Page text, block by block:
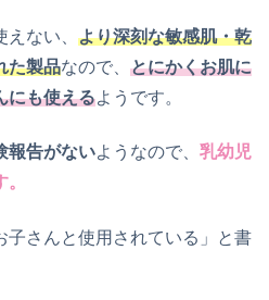
ない、 より深刻な敏感肌・乾
た製品なので、 とにかくお肌に
にも使えるようです。
報告がないようなので、 乳幼児
子さんと使用されている」と書